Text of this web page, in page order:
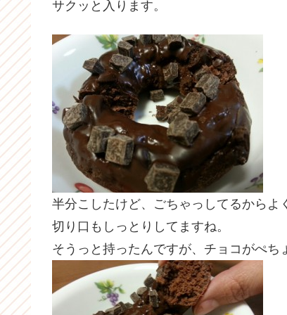
サクッと入ります。
半分こしたけど、ごちゃっしてるからよ
切り口もしっとりしてますね。
そうっと持ったんですが、チョコがぺち